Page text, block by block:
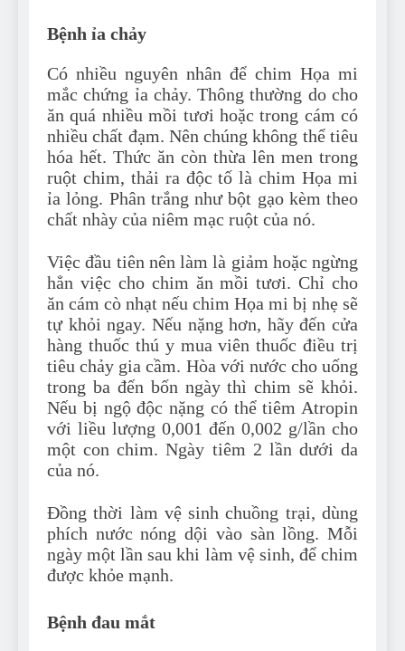
Bệnh ỉa chảy
Có nhiều nguyên nhân để chim Họa mi
mắc chứng ỉa chảy. Thông thường do cho
ăn quá nhiều mồi tươi hoặc trong cám có
nhiều chất đạm. Nên chúng không thể tiêu
hóa hết. Thức ăn còn thừa lên men trong
ruột chim, thải ra độc tố là chim Họa mi
ỉa lỏng. Phân trắng như bột gạo kèm theo
chất nhày của niêm mạc ruột của nó.
Việc đầu tiên nên làm là giảm hoặc ngừng
hẳn việc cho chim ăn mồi tươi. Chỉ cho
ăn cám cò nhạt nếu chim Họa mi bị nhẹ sẽ
tự khỏi ngay. Nếu nặng hơn, hãy đến cửa
hàng thuốc thú y mua viên thuốc điều trị
tiêu chảy gia cầm. Hòa với nước cho uống
trong ba đến bốn ngày thì chim sẽ khỏi.
Nếu bị ngộ độc nặng có thể tiêm Atropin
với liều lượng 0,001 đến 0,002 g/lần cho
một con chim. Ngày tiêm 2 lần dưới da
của nó.
Đồng thời làm vệ sinh chuồng trại, dùng
phích nước nóng dội vào sàn lồng. Mỗi
ngày một lần sau khi làm vệ sinh, để chim
được khỏe mạnh.
Bệnh đau mắt